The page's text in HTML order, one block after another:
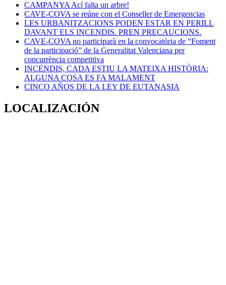
CAMPANYA Ací falta un arbre!
CAVE-COVA se reúne con el Conseller de Emergencias
LES URBANITZACIONS PODEN ESTAR EN PERILL
DAVANT ELS INCENDIS. PREN PRECAUCIONS.
CAVE-COVA no participarà en la convocatòria de “Foment
de la participació” de la Generalitat Valenciana per
concurrència competitiva
INCENDIS, CADA ESTIU LA MATEIXA HISTÒRIA:
ALGUNA COSA ES FA MALAMENT
CINCO AÑOS DE LA LEY DE EUTANASIA
LOCALIZACIÓN